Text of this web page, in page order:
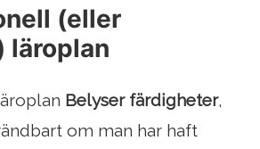
(eller
läroplan
Belyser färdigheter,
om man har haft